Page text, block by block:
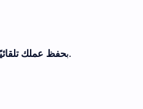
سيقوم Windows بحفظ عملك وإيقاف تشغيل الكمبيوتر إذا كانت البطارية منخفضة.